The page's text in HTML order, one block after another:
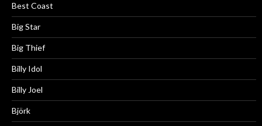
Best Coast
Big Star
Big Thief
Billy Idol
Billy Joel
Björk